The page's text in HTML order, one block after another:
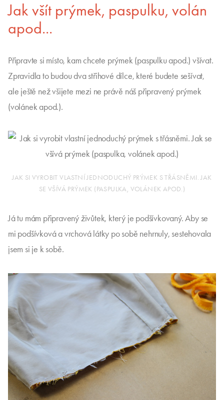
Jak všít prýmek, paspulku, volán
apod...
Připravte si místo, kam chcete prýmek (paspulku apod.) všívat.
Zpravidla to budou dva střihové dílce, které budete sešívat,
ale ještě než všijete mezi ne právě náš připravený prýmek
(volánek apod.).
JAK SI VYROBIT VLASTNÍ JEDNODUCHÝ PRÝMEK S TŘÁSNĚMI. JAK
SE VŠÍVÁ PRÝMEK (PASPULKA, VOLÁNEK APOD.)
Já tu mám připravený živůtek, který je podšívkovaný. Aby se
mi podšívková a vrchová látky po sobě nehrnuly, sestehovala
jsem si je k sobě.